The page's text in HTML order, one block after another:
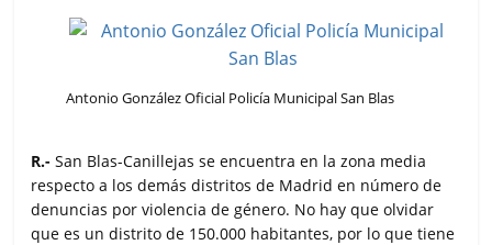
Antonio González Oficial Policía Municipal San Blas
R.- San Blas-Canillejas se encuentra en la zona media
respecto a los demás distritos de Madrid en número de
denuncias por violencia de género. No hay que olvidar
que es un distrito de 150.000 habitantes, por lo que tiene